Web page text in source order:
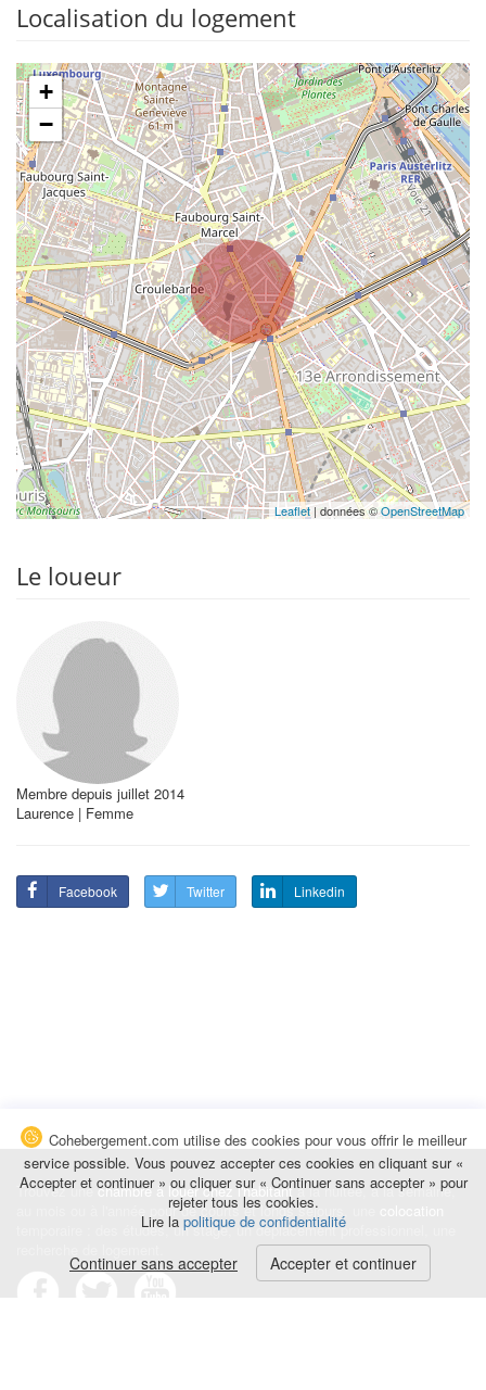
Localisation du logement
+
−
Leaflet| données ©OpenStreetMap
Le loueur
Membre depuis juillet 2014
Laurence | Femme
Facebook Twitter Linkedin
Trouvez unechambre à louer chez l'habitantà la nuitée, à la semaine,
au mois ou à l'année pour de courts et longs séjours, une
temporaire : des études, un stage, un déplacement professionnel, une
Cohebergement.com utilise des cookies pour vous offrir le meilleur
service possible. Vous pouvez accepter ces cookies en cliquant sur «
Accepter et continuer » ou cliquer sur « Continuer sans accepter » pour
rejeter tous les cookies.
Lire la politique de confidentialité
Continuer sans accepter Accepter et continuer